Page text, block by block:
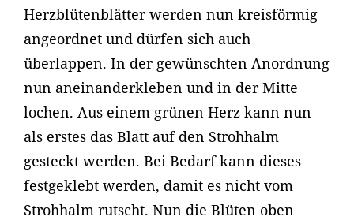
Herzblütenblätter werden nun kreisförmig
angeordnet und dürfen sich auch
überlappen. In der gewünschten Anordnung
nun aneinanderkleben und in der Mitte
lochen. Aus einem grünen Herz kann nun
als erstes das Blatt auf den Strohhalm
gesteckt werden. Bei Bedarf kann dieses
festgeklebt werden, damit es nicht vom
Strohhalm rutscht. Nun die Blüten oben